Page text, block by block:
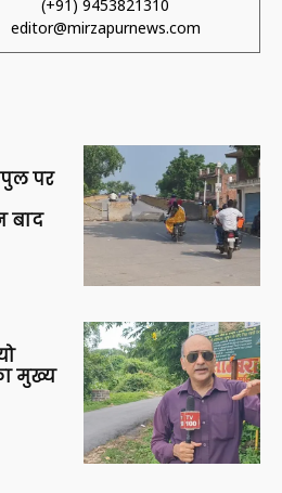
(+91) 9453821310
editor@mirzapurnews.com
पर
बाद
मुख्य